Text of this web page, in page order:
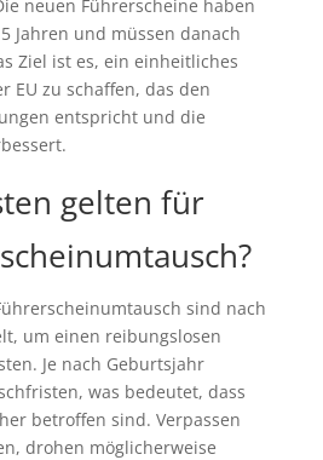
neuen Führerscheine haben
Jahren und müssen danach
Ziel ist es, ein einheitliches
EU zu schaffen, das den
entspricht und die
gelten für
sind nach
um einen reibungslosen
Je nach Geburtsjahr
was bedeutet, dass
betroffen sind. Verpassen
drohen möglicherweise